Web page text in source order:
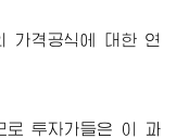
가격공식에 대한 연
로 투자가들은 이 과